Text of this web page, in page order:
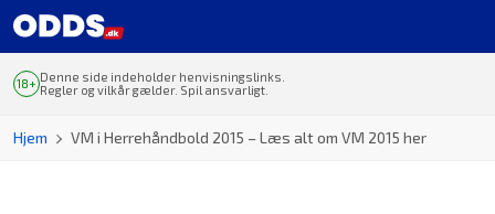
Hjem VM i Herrehåndbold 2015 – Læs alt om VM 2015 her
Denne side indeholder henvisningslinks.
Regler og vilkår gælder. Spil ansvarligt.